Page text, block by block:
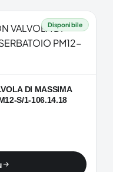
Disponibile
DI MASSIMA
S/1-106.14.18